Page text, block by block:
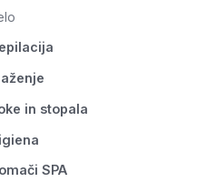
in stopala
SPA